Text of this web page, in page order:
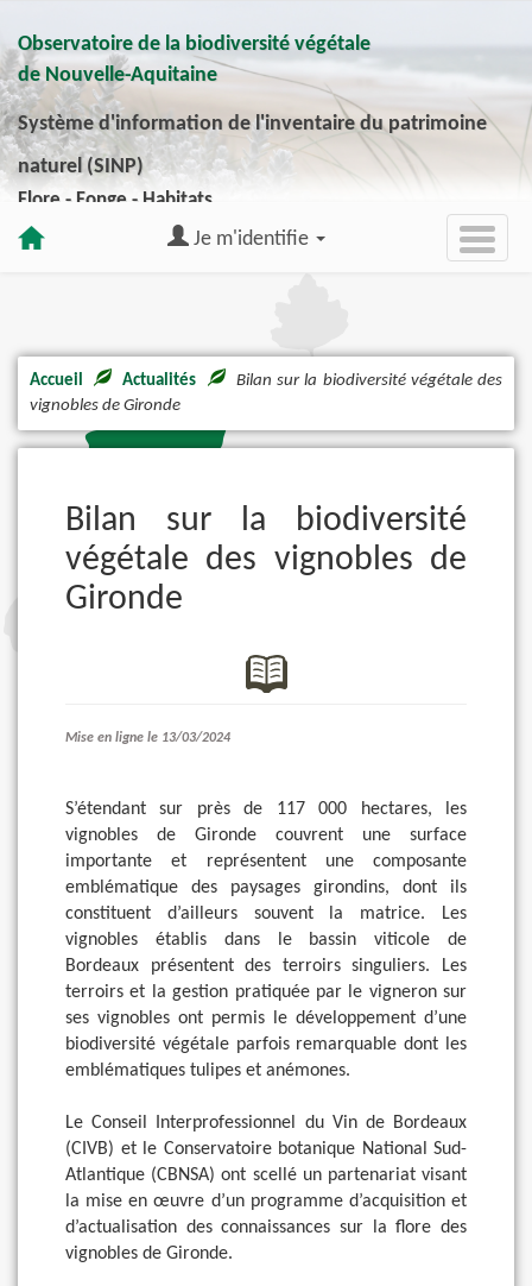
Observatoire de la biodiversité végétale
de Nouvelle-Aquitaine
Système d'information de l'inventaire du patrimoine
naturel (SINP)
Flore - Fonge - Habitats
Je m'identifie
Accueil Actualités
Bilan sur la biodiversité végétale des
vignobles de Gironde
Bilan sur la biodiversité
végétale des vignobles de
Gironde
Mise en ligne le 13/03/2024
S’étendant sur près de 117 000 hectares, les
vignobles de Gironde couvrent une surface
importante et représentent une composante
emblématique des paysages girondins, dont ils
constituent d’ailleurs souvent la matrice. Les
vignobles établis dans le bassin viticole de
Bordeaux présentent des terroirs singuliers. Les
terroirs et la gestion pratiquée par le vigneron sur
ses vignobles ont permis le développement d’une
biodiversité végétale parfois remarquable dont les
emblématiques tulipes et anémones.
Le Conseil Interprofessionnel du Vin de Bordeaux
(CIVB) et le Conservatoire botanique National Sud-
Atlantique (CBNSA) ont scellé un partenariat visant
la mise en œuvre d’un programme d’acquisition et
d’actualisation des connaissances sur la flore des
vignobles de Gironde.